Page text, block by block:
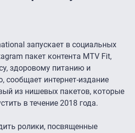
запускает в социальных
пакет контента MTV Fit,
здоровому питанию и
сообщает интернет-издание
из нишевых пакетов, которые
в течение 2018 года.
ролики, посвященные